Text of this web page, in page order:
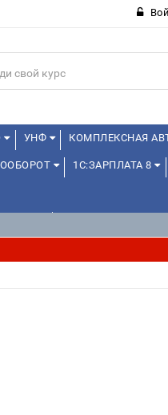
УНФ КОМПЛЕКСНАЯ
1С:ЗАРПЛАТА 8